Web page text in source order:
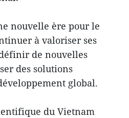
nouvelle ère pour le
à valoriser ses
de nouvelles
des solutions
global.
du Vietnam